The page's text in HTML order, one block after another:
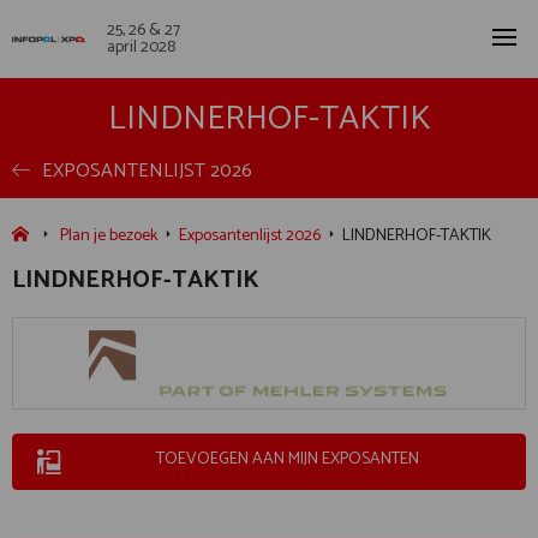
25, 26 & 27
april 2028
LINDNERHOF-TAKTIK
EXPOSANTENLIJST 2026
Plan je bezoek Exposantenlijst 2026 LINDNERHOF-TAKTIK
LINDNERHOF-TAKTIK
TOEVOEGEN AAN MIJN EXPOSANTEN